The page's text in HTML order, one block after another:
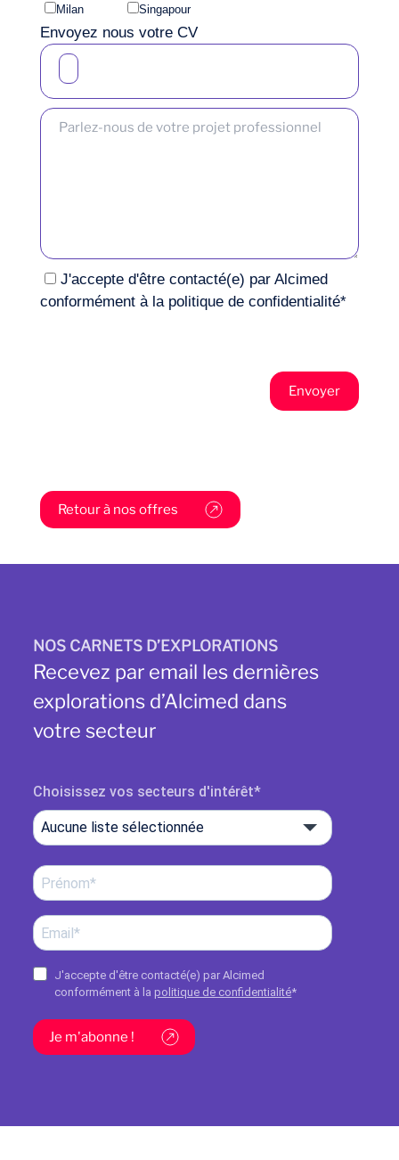
Milan
Singapour
Envoyez nous votre CV
J'accepte d'être contacté(e) par Alcimed
conformément à la politique de confidentialité*
Retour à nos offres
NOS CARNETS D’EXPLORATIONS
Recevez par email les dernières
explorations d’Alcimed dans
votre secteur
Choisissez vos secteurs d'intérêt
Aucune liste sélectionnée
J'accepte d'être contacté(e) par Alcimed
conformément à la politique de confidentialité*
Je m'abonne !